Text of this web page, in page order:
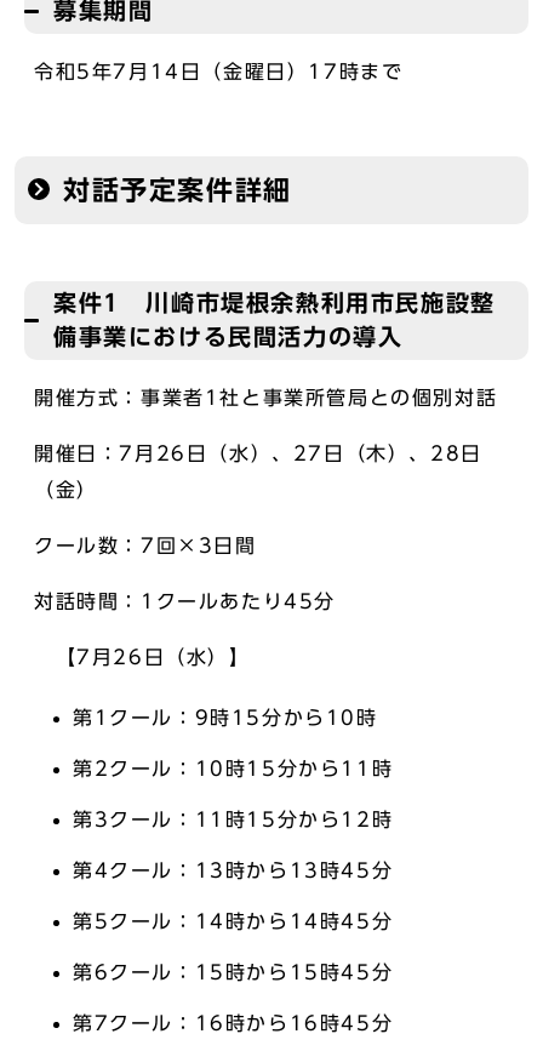
募集期間
令和5年7月14日（金曜日）17時まで
対話予定案件詳細
案件1 川崎市堤根余熱利用市民施設整
備事業における民間活力の導入
開催方式：事業者1社と事業所管局との個別対話
開催日：7月26日（水）、27日（木）、28日
（金）
クール数：7回×3日間
対話時間：1クールあたり45分
【7月26日（水）】
第1クール：9時15分から10時
第2クール：10時15分から11時
第3クール：11時15分から12時
第4クール：13時から13時45分
第5クール：14時から14時45分
第6クール：15時から15時45分
第7クール：16時から16時45分